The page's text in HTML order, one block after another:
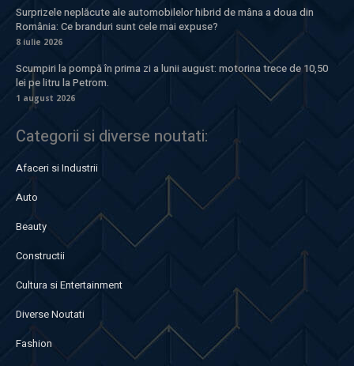
Surprizele neplăcute ale automobilelor hibrid de mâna a doua din
România: Ce branduri sunt cele mai expuse?
8 iulie 2026
Scumpiri la pompă în prima zi a lunii august: motorina trece de 10,50
lei pe litru la Petrom.
1 august 2026
Categorii si diverse noutati:
Afaceri si Industrii
Auto
Beauty
Constructii
Cultura si Entertainment
Diverse Noutati
Fashion